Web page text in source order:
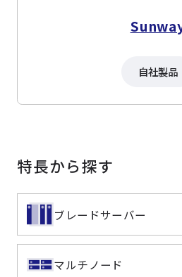
自社製品
特長から探す
ブレードサーバー
マルチノード